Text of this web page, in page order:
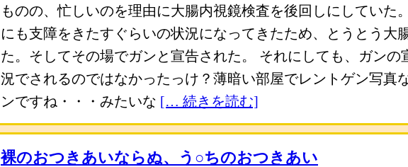
ものの、忙しいのを理由に大腸内視鏡検査を後回しにしていた
にも支障をきたすぐらいの状況になってきたため、とうとう大
た。そしてその場でガンと宣告された。 それにしても、ガンの
況でされるのではなかったっけ？薄暗い部屋でレントゲン写真
ンですね・・・みたいな [… 続きを読む]
裸のおつきあいならぬ、う○ちのおつきあい